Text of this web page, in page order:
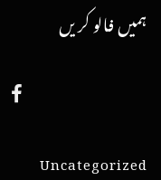
ہمیں فالو کریں
Uncategorized